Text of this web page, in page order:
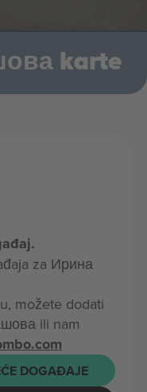
karte
za Ирина
možete dodati
ili nam
DOGAĐAJE